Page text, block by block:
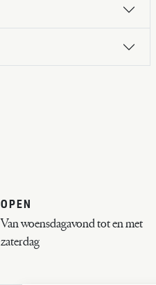
OPEN
Van woensdagavond tot en met
zaterdag